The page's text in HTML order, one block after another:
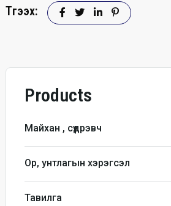
Түгээх:
Products
Майхан , сүүдрэвч
Ор, унтлагын хэрэгсэл
Тавилга